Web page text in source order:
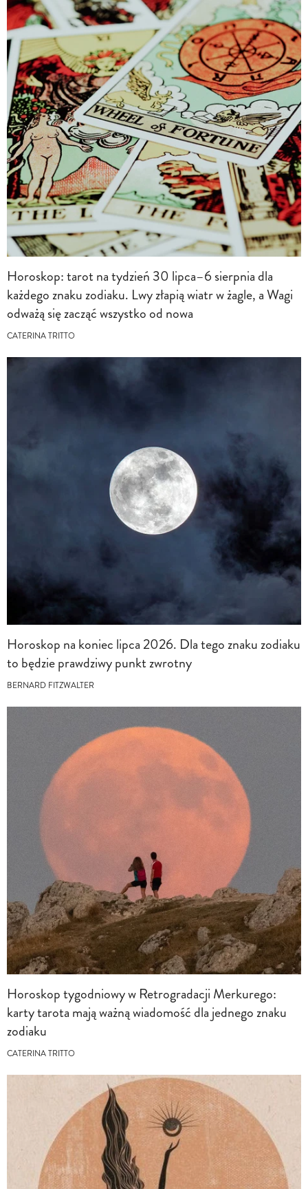
Horoskop: tarot na tydzień 30 lipca–6 sierpnia dla
każdego znaku zodiaku. Lwy złapią wiatr w żagle, a Wagi
odważą się zacząć wszystko od nowa
CATERINA TRITTO
Horoskop na koniec lipca 2026. Dla tego znaku zodiaku
to będzie prawdziwy punkt zwrotny
BERNARD FITZWALTER
Horoskop tygodniowy w Retrogradacji Merkurego:
karty tarota mają ważną wiadomość dla jednego znaku
zodiaku
CATERINA TRITTO